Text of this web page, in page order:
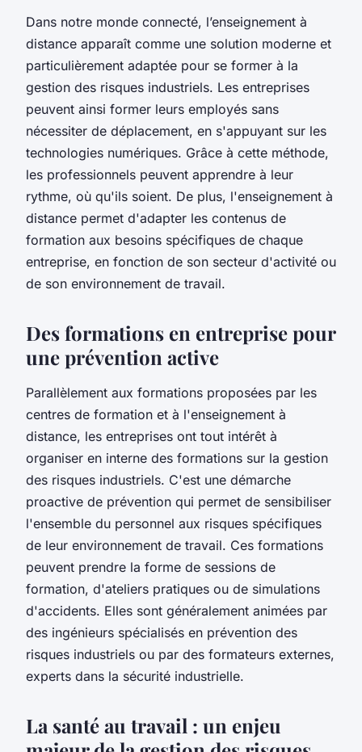
Dans notre monde connecté, l’enseignement à
distance apparaît comme une solution moderne et
particulièrement adaptée pour se former à la
gestion des risques industriels. Les entreprises
peuvent ainsi former leurs employés sans
nécessiter de déplacement, en s'appuyant sur les
technologies numériques. Grâce à cette méthode,
les professionnels peuvent apprendre à leur
rythme, où qu'ils soient. De plus, l'enseignement à
distance permet d'adapter les contenus de
formation aux besoins spécifiques de chaque
entreprise, en fonction de son secteur d'activité ou
de son environnement de travail.
Des formations en entreprise pour
une prévention active
Parallèlement aux formations proposées par les
centres de formation et à l'enseignement à
distance, les entreprises ont tout intérêt à
organiser en interne des formations sur la gestion
des risques industriels. C'est une démarche
proactive de prévention qui permet de sensibiliser
l'ensemble du personnel aux risques spécifiques
de leur environnement de travail. Ces formations
peuvent prendre la forme de sessions de
formation, d'ateliers pratiques ou de simulations
d'accidents. Elles sont généralement animées par
des ingénieurs spécialisés en prévention des
risques industriels ou par des formateurs externes,
experts dans la sécurité industrielle.
La santé au travail : un enjeu